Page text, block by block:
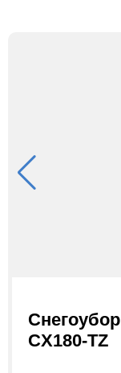
CX180-TZ